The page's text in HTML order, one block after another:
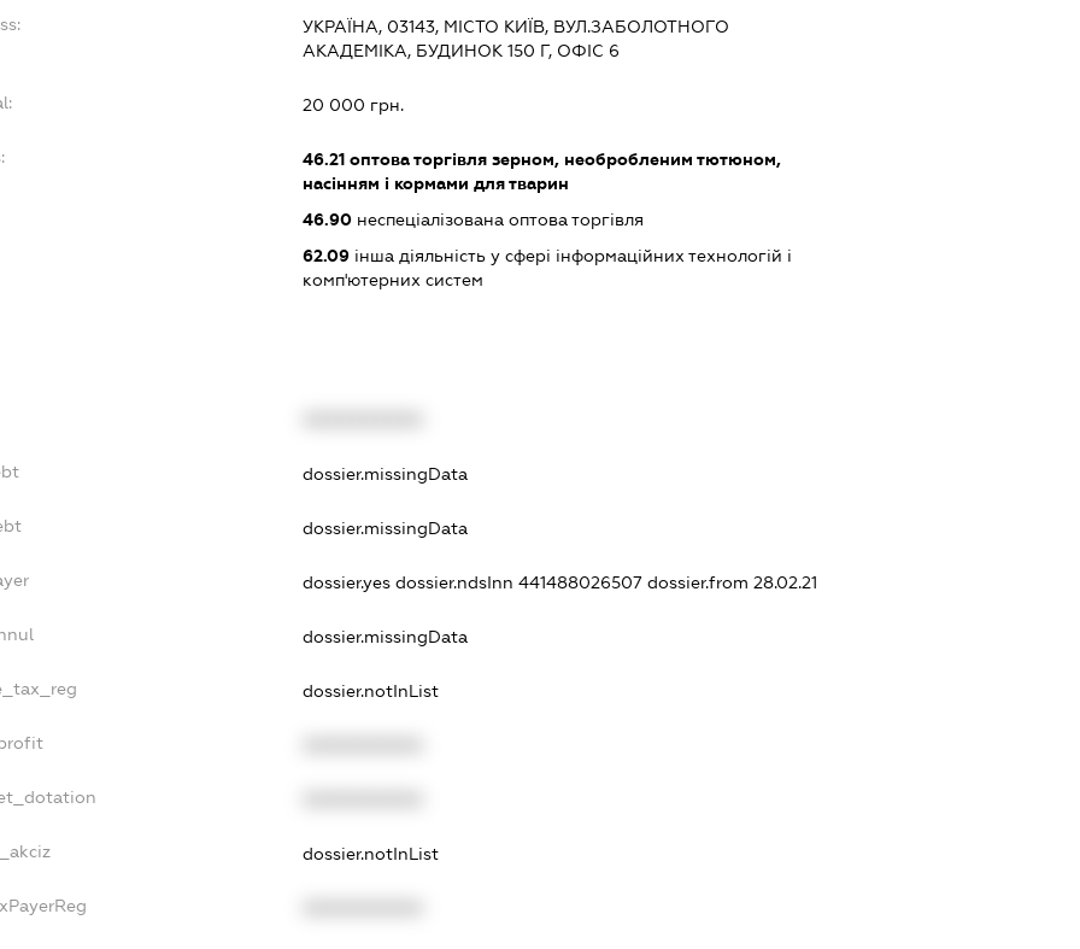
УКРАЇНА, 03143, МІСТО КИЇВ, ВУЛ.ЗАБОЛОТНОГО
АКАДЕМІКА, БУДИНОК 150 Г, ОФІС 6
20 000 грн.
46.21оптова торгівля зерном, необробленим тютюном,
насінням і кормами для тварин
46.90неспеціалізована оптова торгівля
62.09інша діяльність у сфері інформаційних технологій і
комп'ютерних систем
dossier.missingData
dossier.missingData
dossier.yes dossier.ndsInn 441488026507 dossier.from 28.02.21
dossier.missingData
dossier.notInList
dossier.notInList